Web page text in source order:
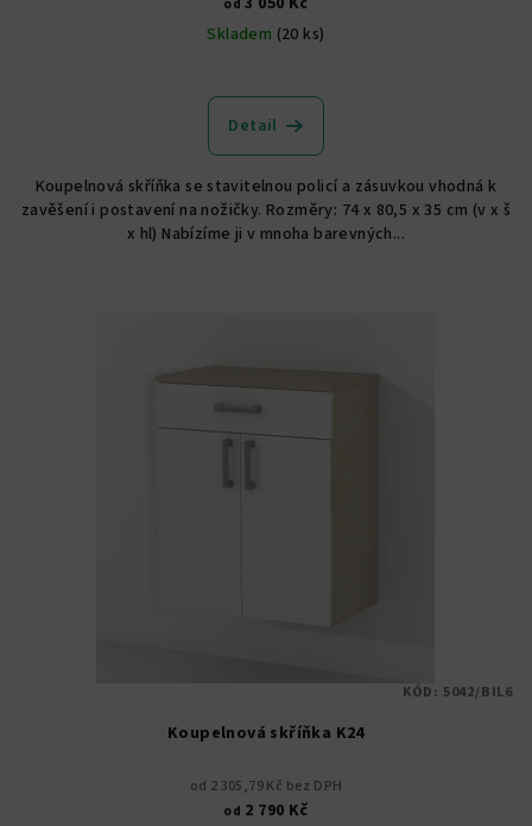
od
Skladem (20 ks)
hodnocení
produktu
z
5
hvězdiček.
Detail
Koupelnová skříňka se stavitelnou policí a zásuvkou vhodná k
zavěšení i postavení na nožičky. Rozměry: 74 x 80,5 x 35 cm (v x š
x hl) Nabízíme ji v mnoha barevných...
Koupelnová skříňka K24
od 2 305,79 Kč bez DPH
od 2 790 Kč
KÓD: 5042/BIL6